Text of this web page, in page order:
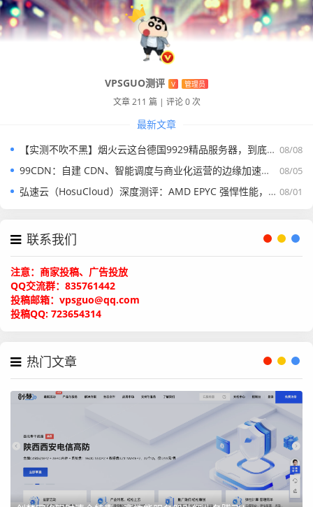
核心数 2 核心 2 核心
30GB RAID10 NVMe 30GB RAID10 NVMe
统
1. CPU 计算性能
两台机器均采用了 AMD EPYC 系列顶级处理器。BGP 实例
搭载的7V13与精品实例搭载的
2. 磁盘读写速度
得益于RAID10 NVMe存储架构，两台机器在磁盘性能测试
顺序写入速度高达 1.1 GB/s。 -
精品实例：
顺序写入速度同样稳定在 1.1 GB/s 。 这种级别
的 IO 速度意味着无论是大型数据库运行还是高频读写应
用，电芒云都能提供丝滑般的流畅体验。
VPSGUO测评 V 管理员
文章 211 篇 | 评论 0 次
最新文章
08/08
【实测不吹不黑】烟火云这台德国9929精品服务器，到底能不能打？
08/05
99CDN：自建 CDN、智能调度与商业化运营的边缘加速平台
08/01
弘速云（HosuCloud）深度测评：AMD EPYC 强悍性能，拼团价真香！
联系我们
注意：商家投稿、广告投放
QQ交流群：835761442
投稿邮箱：vpsguo@qq.com
投稿QQ: 723654314
热门文章